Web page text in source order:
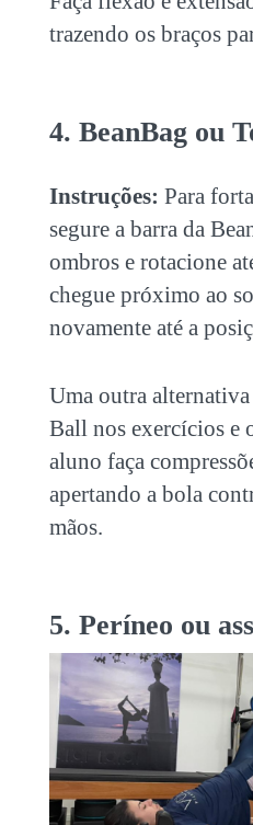
trazendo os braços
4. BeanBag ou
Instruções: Para
segure a barra da
ombros e rotacione
chegue próximo ao
novamente até a
Uma outra
Ball nos exercícios e
aluno faça
apertando a bola
mãos.
5. Períneo ou